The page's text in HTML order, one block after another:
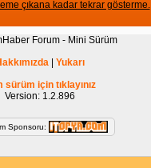
çıkana kadar tekrar gösterme.
Forum - Mini Sürüm
Yukarı
sürüm için tıklayınız
Version: 1.2.896
Sponsoru: